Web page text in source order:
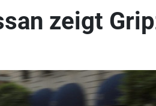
zeigt